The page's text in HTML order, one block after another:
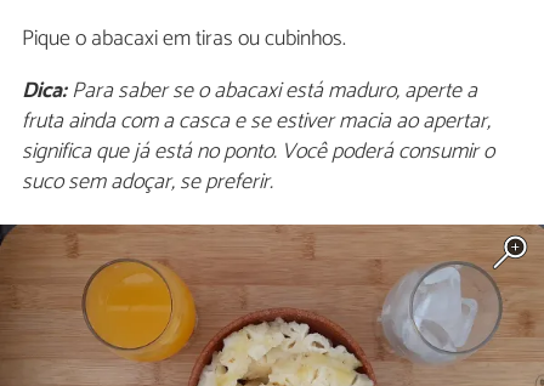
Pique o abacaxi em tiras ou cubinhos.
Dica:Para saber se o abacaxi está maduro, aperte a
fruta ainda com a casca e se estiver macia ao apertar,
significa que já está no ponto. Você poderá consumir o
suco sem adoçar, se preferir.